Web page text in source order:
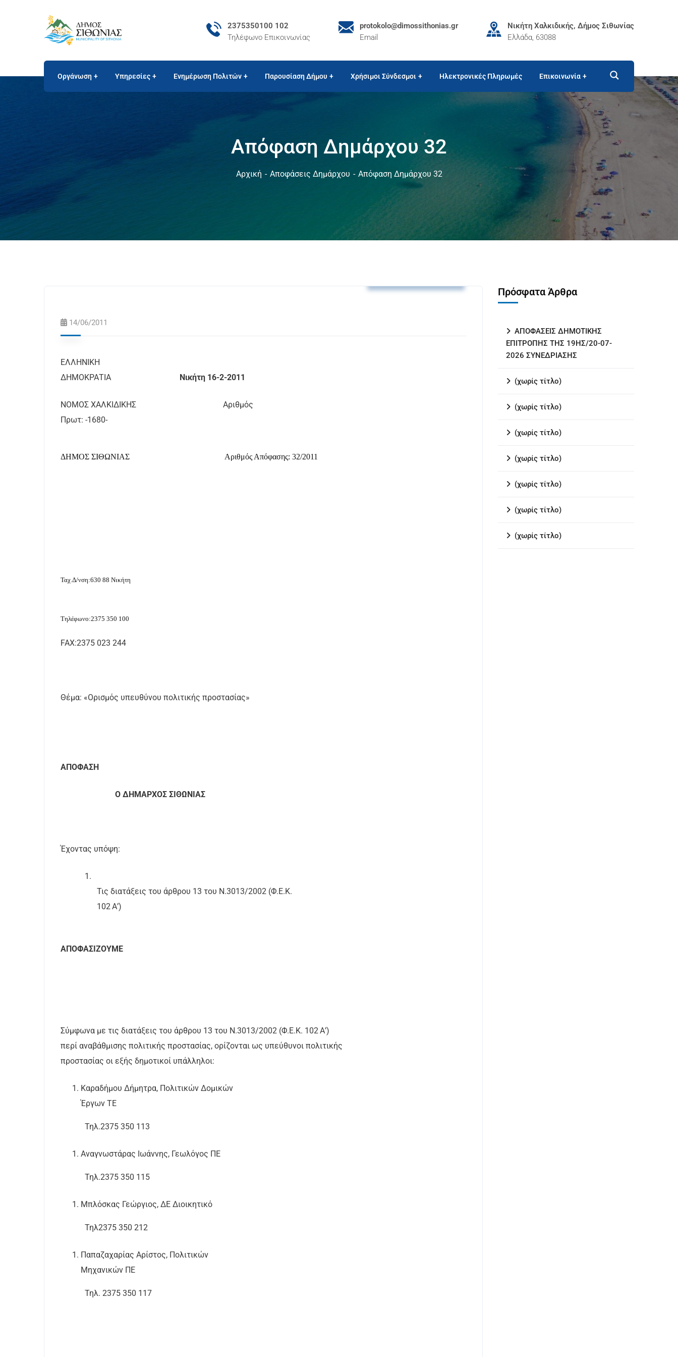
2375350100 102
Τηλέφωνο Επικοινωνίας
protokolo@dimossithonias.gr
Email
Νικήτη Χαλκιδικής, Δήμος Σιθωνίας
Ελλάδα, 63088
Οργάνωση Υπηρεσίες Ενημέρωση Πολιτών Παρουσίαση Δήμου Χρήσιμοι Σύνδεσμοι Ηλεκτρονικές Πληρωμές Επικοινωνία
Απόφαση Δημάρχου 32
Αρχική Αποφάσεις Δημάρχου Απόφαση Δημάρχου 32
14/06/2011
ΕΛΛΗΝΙΚΗ
ΔΗΜΟΚΡΑΤΙΑ
Νικήτη 16-2-2011
ΝΟΜΟΣ ΧΑΛΚΙΔΙΚΗΣ
Αριθμός
Πρωτ: -1680-
ΔΗΜΟΣ ΣΙΘΩΝΙΑΣ Αριθμός Απόφασης: 32/2011
Ταχ.Δ/νση:630 88 Νικήτη
Τηλέφωνο:2375 350 100
FAX:2375 023 244
Θέμα: «Ορισμός υπευθύνου πολιτικής προστασίας»
ΑΠΟΦΑΣΗ
Ο ΔΗΜΑΡΧΟΣ ΣΙΘΩΝΙΑΣ
Έχοντας υπόψη:
1.
Τις διατάξεις του άρθρου 13 του Ν.3013/2002 (Φ.Ε.Κ.
102Α’)
ΑΠΟΦΑΣΙΖΟΥΜΕ
Σύμφωνα με τις διατάξεις του άρθρου 13 του Ν.3013/2002 (Φ.Ε.Κ. 102Α’)
περί αναβάθμισης πολιτικής προστασίας, ορίζονται ως υπεύθυνοι πολιτικής
προστασίας οι εξής δημοτικοί υπάλληλοι:
Καραδήμου Δήμητρα, Πολιτικών Δομικών
Έργων ΤΕ
Τηλ.2375 350 113
Αναγνωστάρας Ιωάννης, Γεωλόγος ΠΕ
Τηλ.2375 350 115
Μπλόσκας Γεώργιος, ΔΕ Διοικητικό
Τηλ2375 350 212
Παπαζαχαρίας Αρίστος, Πολιτικών
Μηχανικών ΠΕ
Τηλ. 2375 350 117
Πρόσφατα Άρθρα
ΑΠΟΦΑΣΕΙΣ ΔΗΜΟΤΙΚΗΣ
ΕΠΙΤΡΟΠΗΣ ΤΗΣ 19ΗΣ/20-07-
2026 ΣΥΝΕΔΡΙΑΣΗΣ
(χωρίς τίτλο)
(χωρίς τίτλο)
(χωρίς τίτλο)
(χωρίς τίτλο)
(χωρίς τίτλο)
(χωρίς τίτλο)
(χωρίς τίτλο)